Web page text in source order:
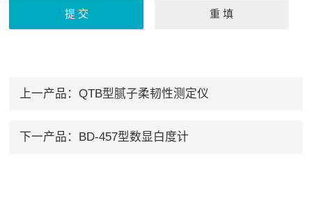
上一产品： QTB型腻子柔韧性测定仪
下一产品： BD-457型数显白度计